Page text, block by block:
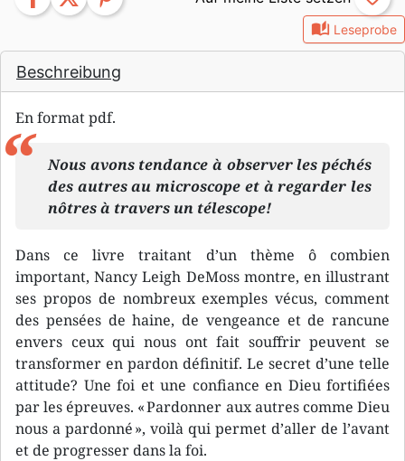
auto_stories Leseprobe
Beschreibung
En format pdf.
Nous avons tendance à observer les péchés
des autres au microscope et à regarder les
nôtres à travers un télescope!
Dans ce livre traitant d’un thème ô combien
important, Nancy Leigh DeMoss montre, en illustrant
ses propos de nombreux exemples vécus, comment
des pensées de haine, de vengeance et de rancune
envers ceux qui nous ont fait souffrir peuvent se
transformer en pardon définitif. Le secret d’une telle
attitude? Une foi et une confiance en Dieu fortifiées
par les épreuves. « Pardonner aux autres comme Dieu
nous a pardonné », voilà qui permet d’aller de l’avant
et de progresser dans la foi.